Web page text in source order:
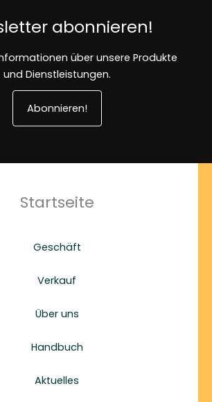
abonnieren!
über unsere Produkte
und Dienstleistungen.
Abonnieren!
Startseite
Geschäft
Verkauf
Über uns
Handbuch
Aktuelles